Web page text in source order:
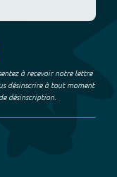
à recevoir notre lettre
désinscrire à tout moment
désinscription.